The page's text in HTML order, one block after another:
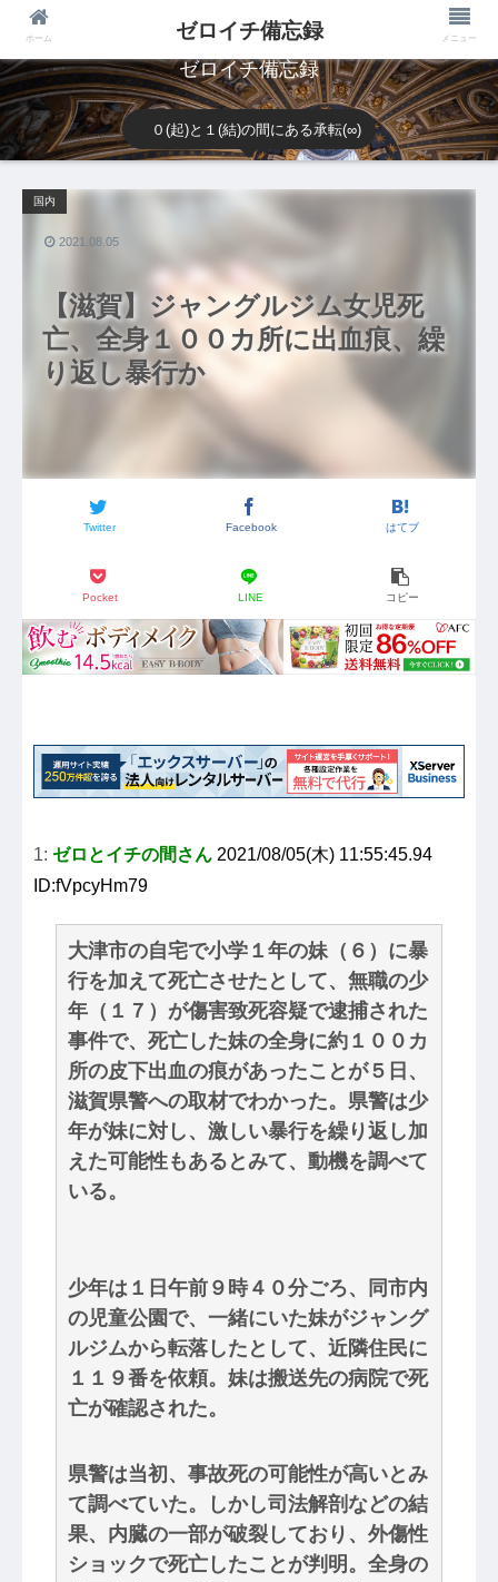
ゼロイチ備忘録
０(起)と１(結)の間にある承転(∞)
【滋賀】ジャングルジム女児死
亡、全身１００カ所に出血痕、繰
り返し暴行か
国内
Twitter Facebook はてブ
Pocket LINE コピー
2021.08.05
1: ゼロとイチの間さん 2021/08/05(木) 11:55:45.94
ID:fVpcyHm79
大津市の自宅で小学１年の妹（６）に暴
行を加えて死亡させたとして、無職の少
年（１７）が傷害致死容疑で逮捕された
事件で、死亡した妹の全身に約１００カ
所の皮下出血の痕があったことが５日、
滋賀県警への取材でわかった。県警は少
年が妹に対し、激しい暴行を繰り返し加
えた可能性もあるとみて、動機を調べて
いる。
少年は１日午前９時４０分ごろ、同市内
の児童公園で、一緒にいた妹がジャング
ルジムから転落したとして、近隣住民に
１１９番を依頼。妹は搬送先の病院で死
亡が確認された。
県警は当初、事故死の可能性が高いとみ
て調べていた。しかし司法解剖などの結
果、内臓の一部が破裂しており、外傷性
ショックで死亡したことが判明。全身の
ホーム ゼロイチ備忘録 メニュー